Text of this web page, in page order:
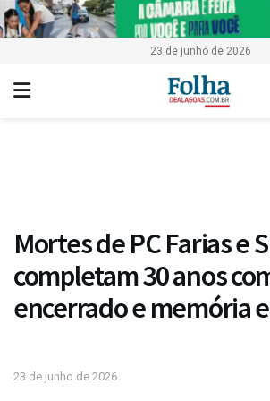
23 de junho de 2026
Mortes de PC Farias e
completam 30 anos
encerrado e memória
23 de junho de 2026